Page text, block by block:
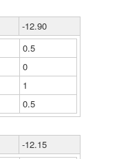
-12.90
0.5
0
1
0.5
-12.15